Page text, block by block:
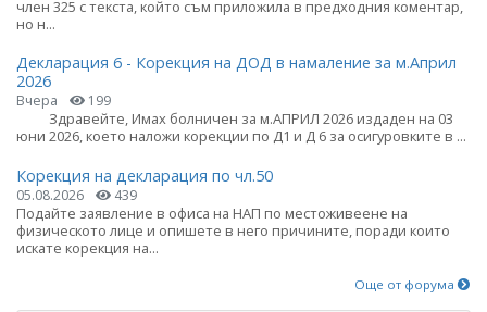
член 325 с текста, който съм приложила в предходния коментар,
но н...
Декларация 6 - Корекция на ДОД в намаление за м.Април
2026
Вчера 199
Здравейте, Имах болничен за м.АПРИЛ 2026 издаден на 03
юни 2026, което наложи корекции по Д1 и Д 6 за осигуровките в ...
Корекция на декларация по чл.50
05.08.2026 439
Подайте заявление в офиса на НАП по местоживеене на
физическото лице и опишете в него причините, поради които
искате корекция на...
Още от форума